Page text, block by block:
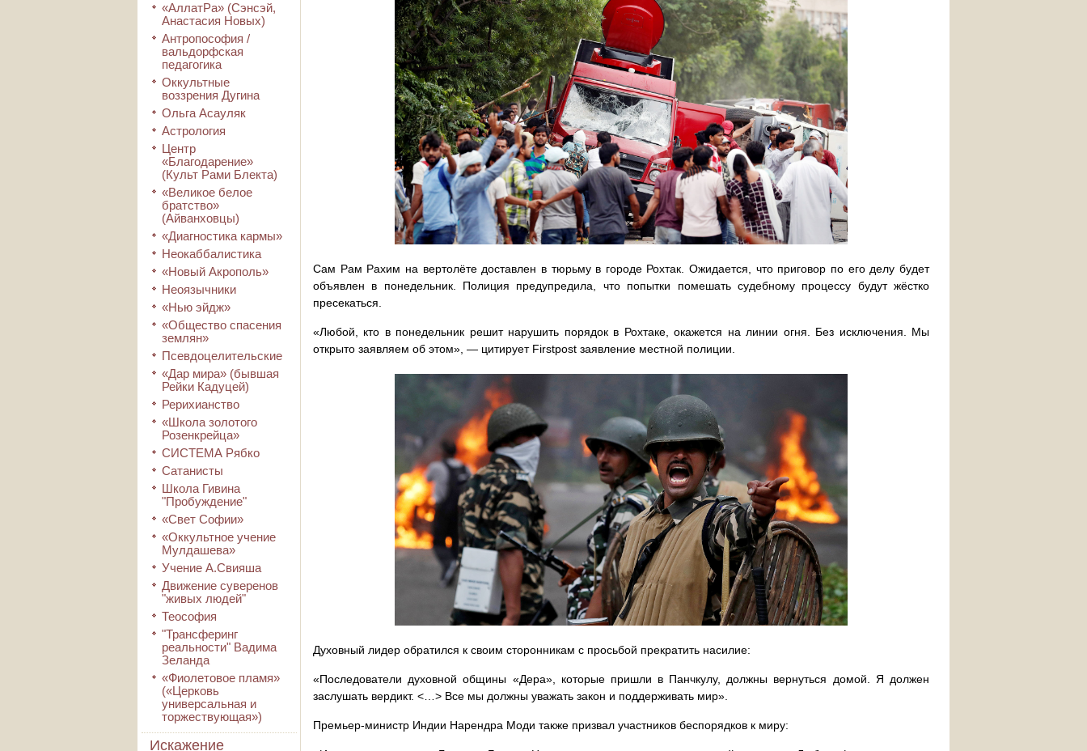
«АллатРа» (Сэнсэй,
Анастасия Новых)
Антропософия /
вальдорфская
педагогика
Оккультные
воззрения Дугина
Ольга Асауляк
Астрология
Центр
«Благодарение»
(Культ Рами Блекта)
«Великое белое
братство»
(Айванховцы)
«Диагностика кармы»
Неокаббалистика
«Новый Акрополь»
Неоязычники
«Нью эйдж»
«Общество спасения
землян»
Псевдоцелительские
«Дар мира» (бывшая
Рейки Кадуцей)
Рерихианство
«Школа золотого
Розенкрейца»
СИСТЕМА Рябко
Сатанисты
Школа Гивина
"Пробуждение"
«Свет Софии»
«Оккультное учение
Мулдашева»
Учение А.Свияша
Движение суверенов
"живых людей"
Теософия
"Трансферинг
реальности" Вадима
Зеланда
«Фиолетовое пламя»
(«Церковь
универсальная и
торжествующая»)
Искажение
Сам Рам Рахим на вертолёте доставлен в тюрьму в городе Рохтак. Ожидается, что приговор по его делу будет
объявлен в понедельник. Полиция предупредила, что попытки помешать судебному процессу будут жёстко
пресекаться.
«Любой, кто в понедельник решит нарушить порядок в Рохтаке, окажется на линии огня. Без исключения. Мы
открыто заявляем об этом», — цитирует Firstpost заявление местной полиции.
Духовный лидер обратился к своим сторонникам с просьбой прекратить насилие:
«Последователи духовной общины «Дера», которые пришли в Панчкулу, должны вернуться домой. Я должен
заслушать вердикт. <…> Все мы должны уважать закон и поддерживать мир».
Премьер-министр Индии Нарендра Моди также призвал участников беспорядков к миру: